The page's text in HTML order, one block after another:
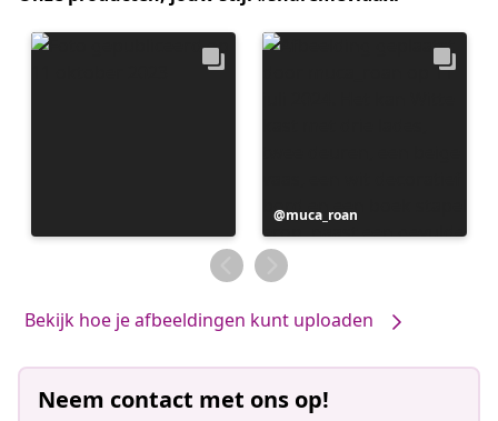
Bericht
gepubliceerd
door
muca_roan
Bekijk hoe je afbeeldingen kunt uploaden
Neem contact met ons op!